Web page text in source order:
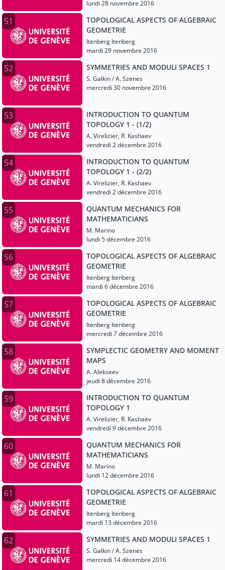
lundi 28 novembre 2016
51
TOPOLOGICAL ASPECTS OF ALGEBRAIC
GEOMETRIE
Itenberg Itenberg
mardi 29 novembre 2016
52 SYMMETRIES AND MODULI SPACES 1
S. Galkin / A. Szenes
mercredi 30 novembre 2016
53
INTRODUCTION TO QUANTUM
TOPOLOGY 1 - (1/2)
A. Virelizier, R. Kashaev
vendredi 2 décembre 2016
54
INTRODUCTION TO QUANTUM
TOPOLOGY 1 - (2/2)
A. Virelizier, R. Kashaev
vendredi 2 décembre 2016
55
QUANTUM MECHANICS FOR
MATHEMATICIANS
M. Marino
lundi 5 décembre 2016
56
TOPOLOGICAL ASPECTS OF ALGEBRAIC
GEOMETRIE
Itenberg Itenberg
mardi 6 décembre 2016
57
TOPOLOGICAL ASPECTS OF ALGEBRAIC
GEOMETRIE
Itenberg Itenberg
mercredi 7 décembre 2016
58
SYMPLECTIC GEOMETRY AND MOMENT
MAPS
A. Alekseev
jeudi 8 décembre 2016
59
INTRODUCTION TO QUANTUM
TOPOLOGY 1
A. Virelizier, R. Kashaev
vendredi 9 décembre 2016
60
QUANTUM MECHANICS FOR
MATHEMATICIANS
M. Marino
lundi 12 décembre 2016
61
TOPOLOGICAL ASPECTS OF ALGEBRAIC
GEOMETRIE
Itenberg Itenberg
mardi 13 décembre 2016
62 SYMMETRIES AND MODULI SPACES 1
S. Galkin / A. Szenes
mercredi 14 décembre 2016